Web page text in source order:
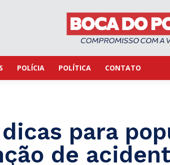
POLÍCIA POLÍTICA CONTATO
para
de